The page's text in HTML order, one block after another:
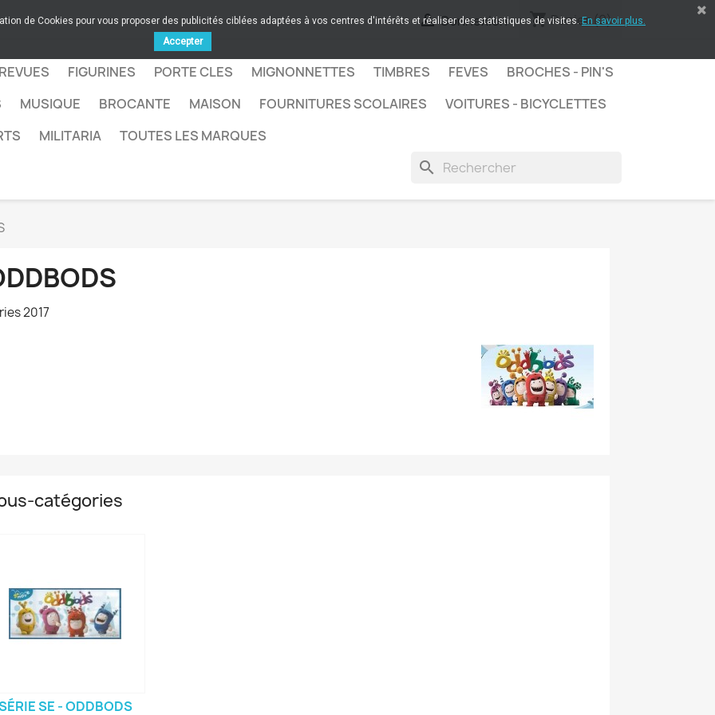
 Connexion shopping_cartPanier (0)
FIGURINES PORTE CLES MIGNONNETTES TIMBRES FEVES
BROCHES - PIN'S
MUSIQUE BROCANTE MAISON FOURNITURES SCOLAIRES
VOITURES - BICYCLETTES
MILITARIA TOUTES LES MARQUES
search
2017
catégories
SE - ODDBODS
de Cookies pour vous proposer des publicités ciblées adaptées à vos centres d'intérêts et réaliser des statistiques de visites. En savoir plus.
Accepter